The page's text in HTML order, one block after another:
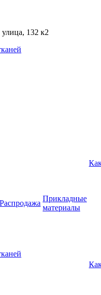
132 к2
Распродажа
Прикладные
материалы